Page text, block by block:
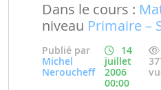
Dans le cours :
niveau Primaire –
Publié par
Michel
Neroucheff
14
juillet
2006
00:00